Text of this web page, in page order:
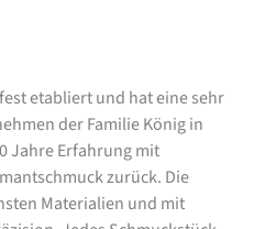
etabliert und hat eine sehr
der Familie König in
Jahre Erfahrung mit
zurück. Die
Materialien und mit